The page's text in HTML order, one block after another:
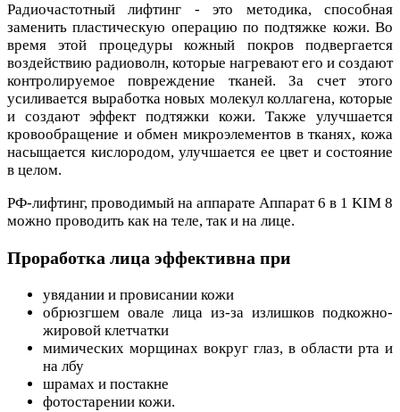
Радиочастотный лифтинг - это методика, способная
заменить пластическую операцию по подтяжке кожи. Во
время этой процедуры кожный покров подвергается
воздействию радиоволн, которые нагревают его и создают
контролируемое повреждение тканей. За счет этого
усиливается выработка новых молекул коллагена, которые
и создают эффект подтяжки кожи. Также улучшается
кровообращение и обмен микроэлементов в тканях, кожа
насыщается кислородом, улучшается ее цвет и состояние
в целом.
РФ-лифтинг, проводимый на аппарате Аппарат 6 в 1 KIM 8
можно проводить как на теле, так и на лице.
Проработка лица эффективна при
увядании и провисании кожи
обрюзгшем овале лица из-за излишков подкожно-
жировой клетчатки
мимических морщинах вокруг глаз, в области рта и
на лбу
шрамах и постакне
фотостарении кожи.